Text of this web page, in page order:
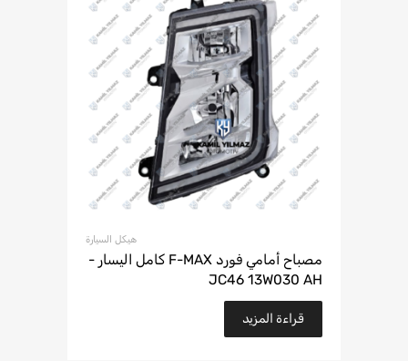
هيكل السيارة
مصباح أمامي فورد F-MAX كامل اليسار -
JC46 13W030 AH
قراءة المزيد